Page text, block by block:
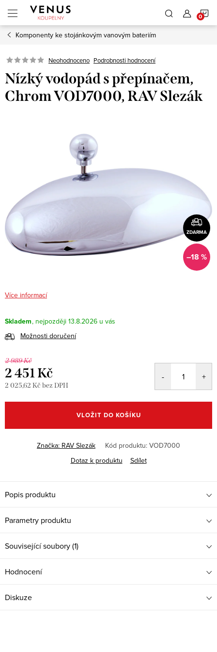
obsah
Komponenty ke stojánkovým vanovým bateriím
Neohodnoceno Podrobnosti hodnocení
Nízký vodopád s přepínačem,
Chrom VOD7000, RAV Slezák
ZDARMA
–18 %
Více informací
Skladem
13.8.2026
Možnosti doručení
2 989 Kč
2 451 Kč
2 025,62 Kč bez DPH
cena:
VLOŽIT DO KOŠÍKU
Značka: RAV Slezák Kód produktu: VOD7000
Dotaz k produktu
Sdílet
Popis produktu
Parametry produktu
Související soubory (1)
Hodnocení
Diskuze